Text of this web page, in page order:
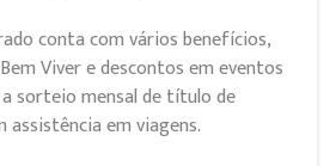
conta com vários benefícios,
Viver e descontos em eventos
sorteio mensal de título de
em viagens.